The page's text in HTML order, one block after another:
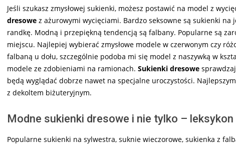
Jeśli szukasz zmysłowej sukienki, możesz postawić na model z
dresowe z ażurowymi wycięciami. Bardzo seksowne są sukienki
randkę. Modną i przepiękną tendencją są falbany. Popularne są
miejscu. Najlepiej wybierać zmysłowe modele w czerwonym czy
falbaną u dołu, szczególnie podoba mi się model z naszywką w
modele ze zdobieniami na ramionach. Sukienki dresowe
będą wyglądać dobrze nawet na specjalne uroczystości.
z dekoltem biżuteryjnym.
Modne sukienki dresowe i nie tylko –
Popularne sukienki na sylwestra, suknie wieczorowe, sukienka z